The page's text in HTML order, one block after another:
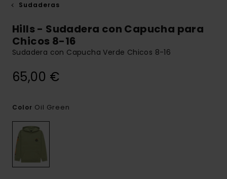
Sudaderas
Hills - Sudadera con Capucha para
Chicos 8-16
Sudadera con Capucha Verde Chicos 8-16
65,00 €
Color Oil Green